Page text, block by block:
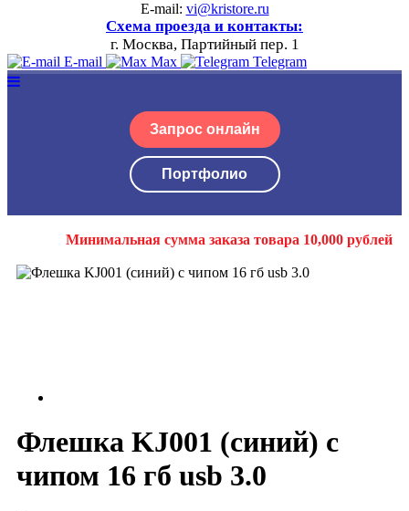
E-mail: vi@kristore.ru
Схема проезда и контакты:
г. Москва, Партийный пер. 1
E-mail Max Telegram
Запрос онлайн
Портфолио
Минимальная сумма заказа товара 10,000 рублей
Флешка KJ001 (синий) с
чипом 16 гб usb 3.0